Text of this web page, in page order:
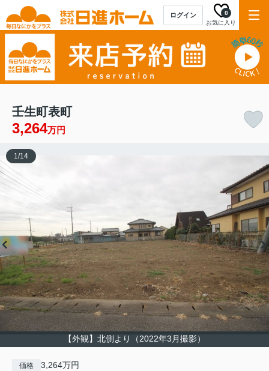
ログイン
お気に入り
0
壬生町表町
3,264万円
【外観】北側より（2022年3月撮影）
1 /14
価格 3,264万円